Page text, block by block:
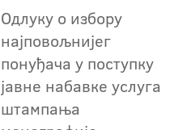
Одлуку о избору
најповољнијег
понуђача у поступку
јавне набавке услуга
штампања